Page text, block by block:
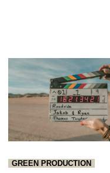
GREEN PRODUCTION